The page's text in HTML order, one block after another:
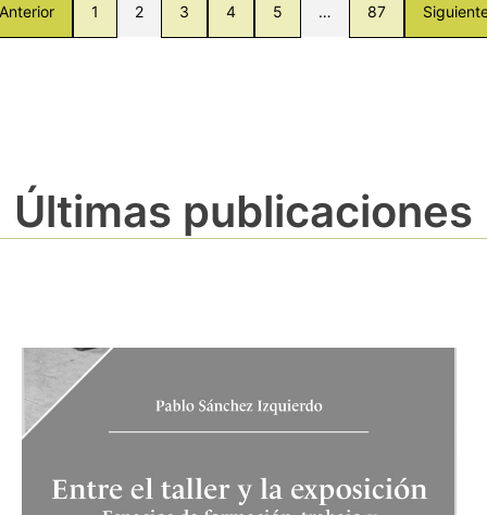
1 2 3 4 5 … 87
Últimas publicaciones